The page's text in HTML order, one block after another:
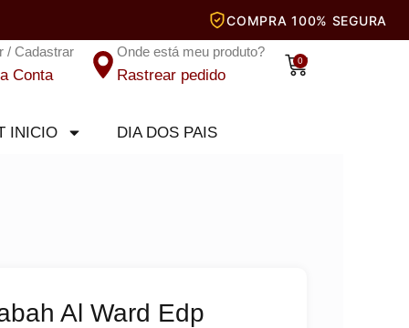
/ Cadastrar
Conta
Onde está meu produto?
Rastrear pedido
0
Carrinho
INICIO DIA DOS PAIS
Al Ward Edp